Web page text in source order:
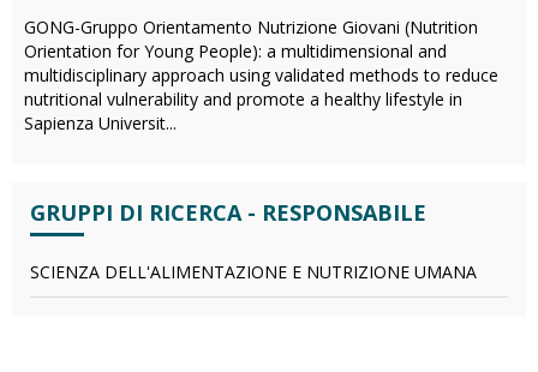
GONG-Gruppo Orientamento Nutrizione Giovani (Nutrition
Orientation for Young People): a multidimensional and
multidisciplinary approach using validated methods to reduce
nutritional vulnerability and promote a healthy lifestyle in
Sapienza Universit...
GRUPPI DI RICERCA - RESPONSABILE
SCIENZA DELL'ALIMENTAZIONE E NUTRIZIONE UMANA